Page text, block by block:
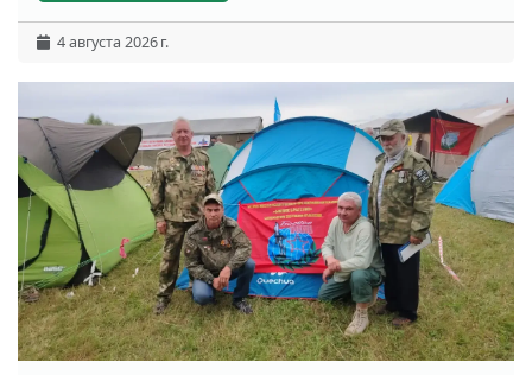
4 августа 2026 г.